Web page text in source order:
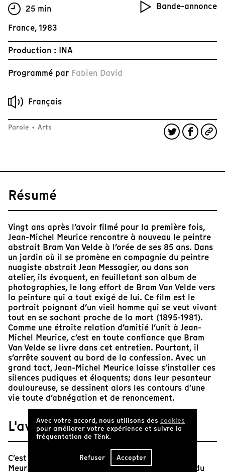
Bande-annonce
25 min
France, 1983
Production : INA
Programmé par Fabien David
Français
Parole • Arts
Résumé
Vingt ans après l’avoir filmé pour la première fois,
Jean-Michel Meurice rencontre à nouveau le peintre
abstrait Bram Van Velde à l’orée de ses 85 ans. Dans
un jardin où il se promène en compagnie du peintre
nuagiste abstrait Jean Messagier, ou dans son
atelier, ils évoquent, en feuilletant son album de
photographies, le long effort de Bram Van Velde vers
la peinture qui a tout exigé de lui. Ce film est le
portrait poignant d’un vieil homme qui se veut vivant
tout en se sachant proche de la mort (1895-1981).
Comme une étroite relation d’amitié l’unit à Jean-
Michel Meurice, c’est en toute confiance que Bram
Van Velde se livre dans cet entretien. Pourtant, il
s’arrête souvent au bord de la confession. Avec un
grand tact, Jean-Michel Meurice laisse s’installer ces
silences pudiques et éloquents; dans leur pesanteur
douloureuse, se dessinent alors les contours d’une
vie toute d’abnégation et de renoncement.
L'avis de Tënk
C’est une parole rare que le film de Jean-Michel
Meurice nous donne à voir et à entendre : celle du
Avec votre accord, nous utilisons des cookies
pour améliorer votre expérience et suivre la
fréquentation de Tënk.
Refuser Accepter